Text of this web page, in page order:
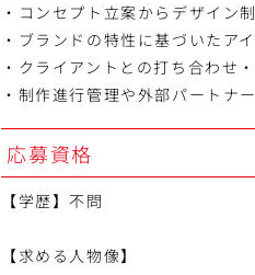
・コンセプト立案からデザイン
・ブランドの特性に基づいたア
・クライアントとの打ち合わせ
・制作進行管理や外部パートナ
応募資格
【学歴】不問
【求める人物像】